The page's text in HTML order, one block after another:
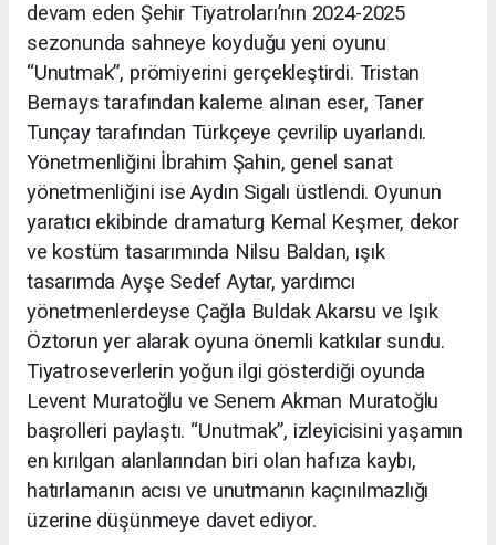
devam eden Şehir Tiyatroları’nın 2024-2025
sezonunda sahneye koyduğu yeni oyunu
“Unutmak”, prömiyerini gerçekleştirdi. Tristan
Bernays tarafından kaleme alınan eser, Taner
Tunçay tarafından Türkçeye çevrilip uyarlandı.
Yönetmenliğini İbrahim Şahin, genel sanat
yönetmenliğini ise Aydın Sigalı üstlendi. Oyunun
yaratıcı ekibinde dramaturg Kemal Keşmer, dekor
ve kostüm tasarımında Nilsu Baldan, ışık
tasarımda Ayşe Sedef Aytar, yardımcı
yönetmenlerdeyse Çağla Buldak Akarsu ve Işık
Öztorun yer alarak oyuna önemli katkılar sundu.
Tiyatroseverlerin yoğun ilgi gösterdiği oyunda
Levent Muratoğlu ve Senem Akman Muratoğlu
başrolleri paylaştı. “Unutmak”, izleyicisini yaşamın
en kırılgan alanlarından biri olan hafıza kaybı,
hatırlamanın acısı ve unutmanın kaçınılmazlığı
üzerine düşünmeye davet ediyor.